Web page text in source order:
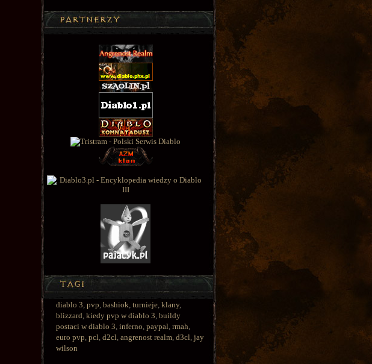
diablo 3, pvp, bashiok, turnieje, klany,
blizzard, kiedy pvp w diablo 3, buildy
postaci w diablo 3, inferno, paypal, rmah,
euro pvp, pcl, d2cl, angrenost realm, d3cl, jay
wilson